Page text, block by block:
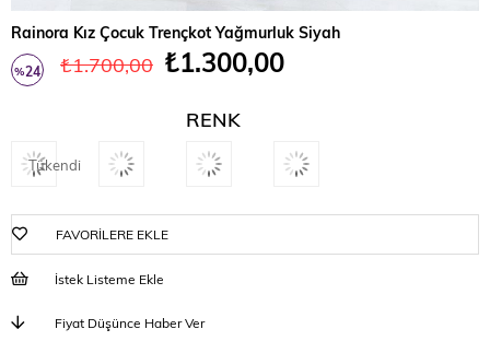
Rainora Kız Çocuk Trençkot Yağmurluk Siyah
%24 ₺1.700,00 ₺1.300,00
RENK
Tükendi
FAVORILERE EKLE
İstek Listeme Ekle
Fiyat Düşünce Haber Ver